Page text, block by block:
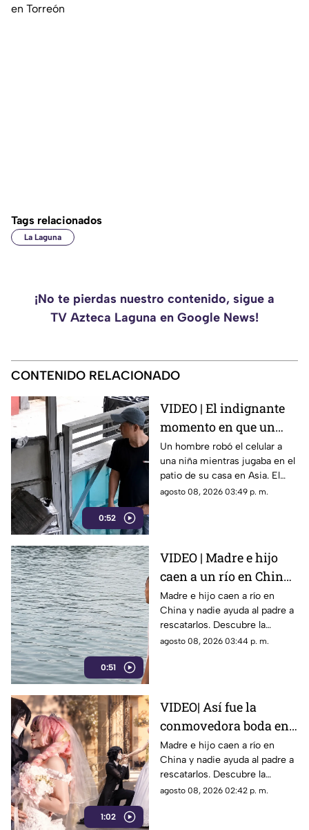
en Torreón
Tags relacionados
La Laguna
¡No te pierdas nuestro contenido, sigue a
TV Azteca Laguna en Google News!
CONTENIDO RELACIONADO
0:52
VIDEO | El indignante
momento en que un
hombre roba el celular
a una niña en su propia
casa
Un hombre robó el celular a
una niña mientras jugaba en el
patio de su casa en Asia. El
video viral muestra cómo
agosto 08, 2026 03:49 p. m.
0:51
VIDEO | Madre e hijo
caen a un río en China
y nadie los ayuda por
esta indignante razón
Madre e hijo caen a río en
China y nadie ayuda al padre a
rescatarlos. Descubre la
polémica ley que castiga a los
agosto 08, 2026 03:44 p. m.
1:02
VIDEO| Así fue la
conmovedora boda en
México que le dio un
final feliz a Mitsuri y
Obana
Madre e hijo caen a río en
China y nadie ayuda al padre a
rescatarlos. Descubre la
polémica ley que castiga a los
agosto 08, 2026 02:42 p. m.